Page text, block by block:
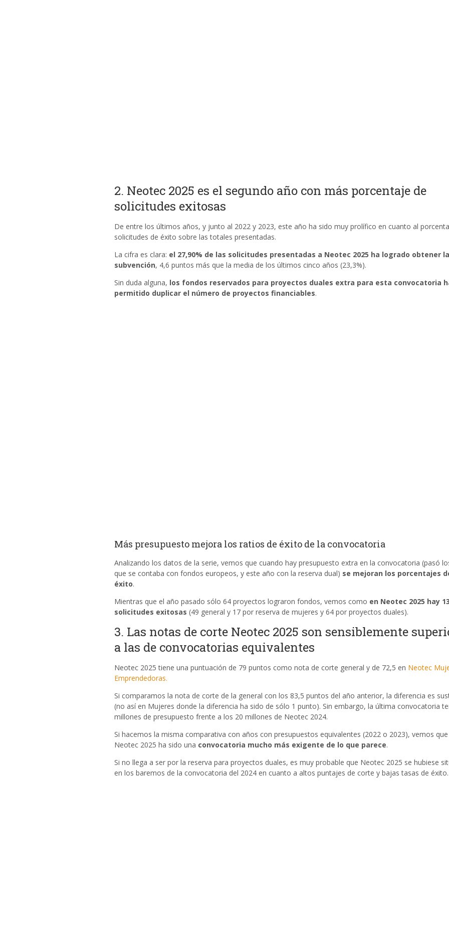
2. Neotec 2025 es el segundo año con más porcentaje de
solicitudes exitosas
De entre los últimos años, y junto al 2022 y 2023, este año ha sido muy prolífico en cuanto al
solicitudes de éxito sobre las totales presentadas.
La cifra es clara: el 27,90% de las solicitudes presentadas a Neotec 2025 ha logrado obtener la
subvención, 4,6 puntos más que la media de los últimos cinco años (23,3%).
Sin duda alguna, los fondos reservados para proyectos duales extra para esta convocatoria
permitido duplicar el número de proyectos financiables.
Más presupuesto mejora los ratios de éxito de la convocatoria
Analizando los datos de la serie, vemos que cuando hay presupuesto extra en la convocatoria (pasó
que se contaba con fondos europeos, y este año con la reserva dual) se mejoran los porcentajes
éxito.
Mientras que el año pasado sólo 64 proyectos lograron fondos, vemos como en Neotec 2025 hay
solicitudes exitosas (49 general y 17 por reserva de mujeres y 64 por proyectos duales).
3. Las notas de corte Neotec 2025 son sensiblemente
a las de convocatorias equivalentes
Neotec 2025 tiene una puntuación de 79 puntos como nota de corte general y de 72,5 en Neotec
Emprendedoras.
Si comparamos la nota de corte de la general con los 83,5 puntos del año anterior, la diferencia es
(no así en Mujeres donde la diferencia ha sido de sólo 1 punto). Sin embargo, la última convocatoria
millones de presupuesto frente a los 20 millones de Neotec 2024.
Si hacemos la misma comparativa con años con presupuestos equivalentes (2022 o 2023), vemos que
Neotec 2025 ha sido una convocatoria mucho más exigente de lo que parece.
Si no llega a ser por la reserva para proyectos duales, es muy probable que Neotec 2025 se hubiese
en los baremos de la convocatoria del 2024 en cuanto a altos puntajes de corte y bajas tasas de éxito.